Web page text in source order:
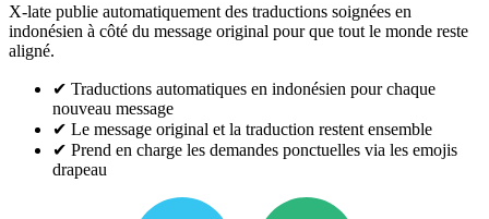
X-late publie automatiquement des traductions soignées en
indonésien à côté du message original pour que tout le monde reste
aligné.
✔ Traductions automatiques en indonésien pour chaque
nouveau message
✔ Le message original et la traduction restent ensemble
✔ Prend en charge les demandes ponctuelles via les emojis
drapeau